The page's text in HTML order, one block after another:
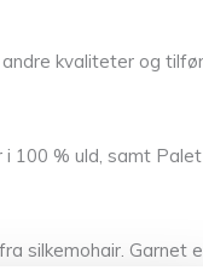
kvaliteter og
i 100 % uld, samt
silkemohair.